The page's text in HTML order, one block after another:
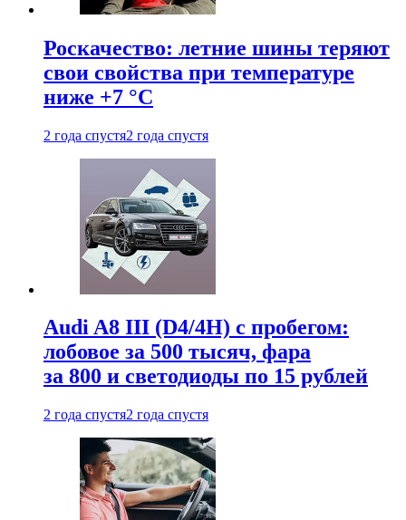
Роскачество: летние шины теряют
свои свойства при температуре
ниже +7 °C
2 года спустя2 года спустя
Audi A8 III (D4/4H) c пробегом:
лобовое за 500 тысяч, фара
за 800 и светодиоды по 15 рублей
2 года спустя2 года спустя